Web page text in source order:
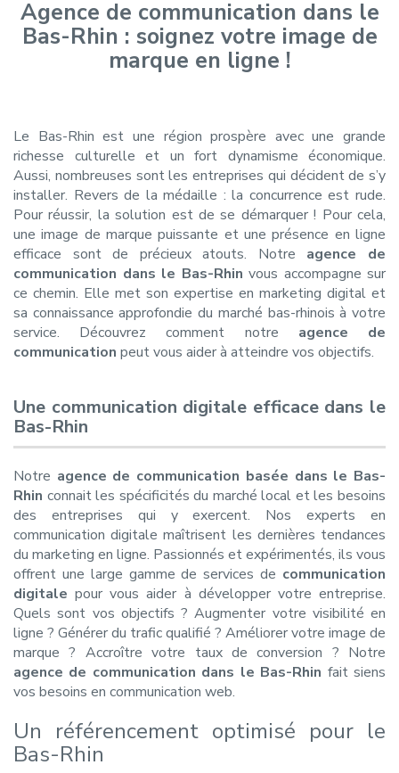
Agence de communication dans le
Bas-Rhin : soignez votre image de
marque en ligne !
Le Bas-Rhin est une région prospère avec une grande
richesse culturelle et un fort dynamisme économique.
Aussi, nombreuses sont les entreprises qui décident de s’y
installer. Revers de la médaille : la concurrence est rude.
Pour réussir, la solution est de se démarquer ! Pour cela,
une image de marque puissante et une présence en ligne
efficace sont de précieux atouts. Notre agence de
communication dans le Bas-Rhin vous accompagne sur
ce chemin. Elle met son expertise en marketing digital et
sa connaissance approfondie du marché bas-rhinois à votre
service. Découvrez comment notre agence de
communication peut vous aider à atteindre vos objectifs.
Une communication digitale efficace dans le
Bas-Rhin
Notre agence de communication basée dans le Bas-
Rhin connait les spécificités du marché local et les besoins
des entreprises qui y exercent. Nos experts en
communication digitale maîtrisent les dernières tendances
du marketing en ligne. Passionnés et expérimentés, ils vous
offrent une large gamme de services de communication
digitale pour vous aider à développer votre entreprise.
Quels sont vos objectifs ? Augmenter votre visibilité en
ligne ? Générer du trafic qualifié ? Améliorer votre image de
marque ? Accroître votre taux de conversion ? Notre
agence de communication dans le Bas-Rhin fait siens
vos besoins en communication web.
Un référencement optimisé pour le
Bas-Rhin